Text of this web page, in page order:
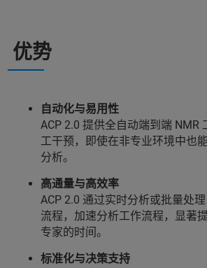
优势
自动化与易用性
ACP 2.0 提供全自动端到端 NMR
工干预，即使在非专业环境中也
分析。
高通量与高效率
ACP 2.0 通过实时分析或批量处
流程，加速分析工作流程，显著
专家的时间。
标准化与决策支持